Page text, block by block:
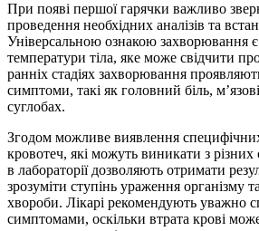
При появі першої гарячки важливо
проведення необхідних аналізів та
Універсальною ознакою захворювання
температури тіла, яке може свідчити
ранніх стадіях захворювання
симптоми, такі як головний біль,
суглобах.
Згодом можливе виявлення
кровотеч, які можуть виникати з різних
в лабораторії дозволяють отримати
зрозуміти ступінь ураження організму
хвороби. Лікарі рекомендують уважно
симптомами, оскільки втрата крові